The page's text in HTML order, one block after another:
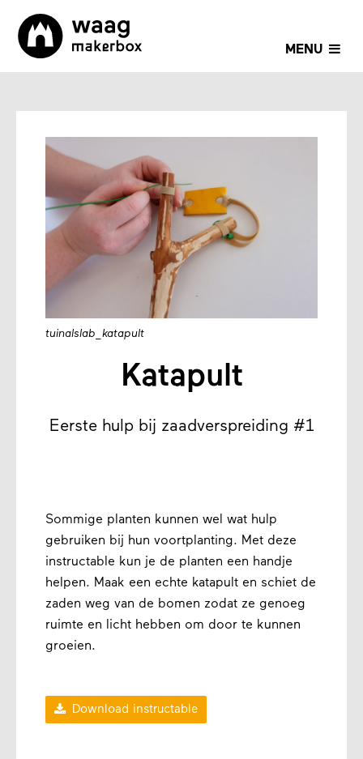
MENU
tuinalslab_katapult
Katapult
Eerste hulp bij zaadverspreiding #1
Sommige planten kunnen wel wat hulp
gebruiken bij hun voortplanting. Met deze
instructable kun je de planten een handje
helpen. Maak een echte katapult en schiet de
zaden weg van de bomen zodat ze genoeg
ruimte en licht hebben om door te kunnen
groeien.
 Download instructable